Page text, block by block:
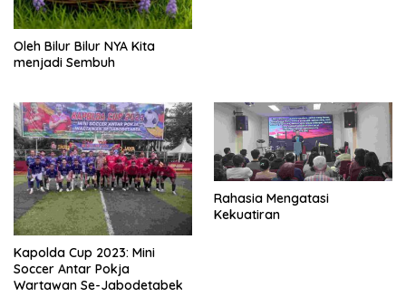
Oleh Bilur Bilur NYA Kita
menjadi Sembuh
Kapolda Cup 2023: Mini
Soccer Antar Pokja
Wartawan Se-Jabodetabek
Rahasia Mengatasi
Kekuatiran